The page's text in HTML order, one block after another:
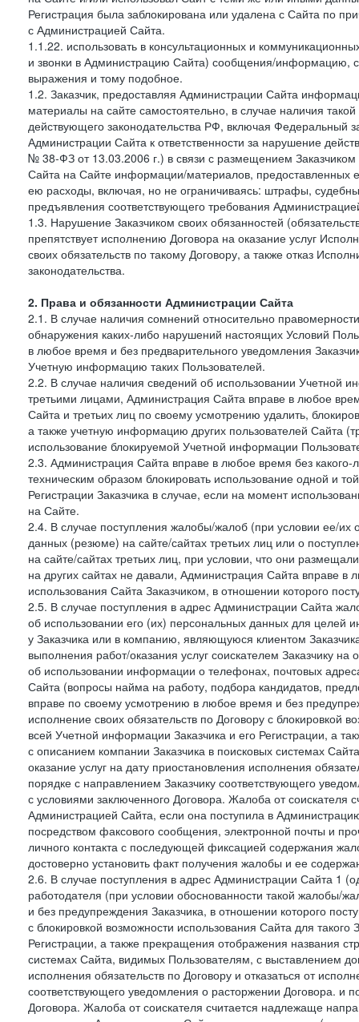
Регистрация была заблокирована или удалена с Сайта по
с Администрацией Сайта.
1.1.22. использовать в консультационных и
и звонки в Администрацию Сайта) сообщения/информацию,
выражения и тому подобное.
1.2. Заказчик, предоставляя Администрации Сайта
материалы на сайте самостоятельно, в случае наличия
действующего законодательства РФ, включая
Администрации Сайта к ответственности за нарушение
№ 38-ФЗ от 13.03.2006 г.) в связи с размещением
Сайта на Сайте информации/материалов, предоставленных
ею расходы, включая, но не ограничиваясь: штрафы,
предъявления соответствующего требования
1.3. Нарушение Заказчиком своих обязанностей
препятствует исполнению Договора на оказание услуг
своих обязательств по такому Договору, а также отказ
законодательства.
2. Права и обязанности Администрации Сайта
2.1. В случае наличия сомнений относительно
обнаружения каких-либо нарушений настоящих Условий
в любое время и без предварительного уведомления
Учетную информацию таких Пользователей.
2.2. В случае наличия сведений об использовании Учетной
третьими лицами, Администрация Сайта вправе в любое
Сайта и третьих лиц по своему усмотрению удалить,
а также учетную информацию других пользователей Сайта
использование блокируемой Учетной информации
2.3. Администрация Сайта вправе в любое время без
техническим образом блокировать использование одной и
Регистрации Заказчика в случае, если на момент
на Сайте.
2.4. В случае поступления жалобы/жалоб (при условии ее/их
данных (резюме) на сайте/сайтах третьих лиц или о
на сайте/сайтах третьих лиц, при условии, что они
на других сайтах не давали, Администрация Сайта вправе в
использования Сайта Заказчиком, в отношении которого
2.5. В случае поступления в адрес Администрации Сайта
об использовании его (их) персональных данных для целей
у Заказчика или в компанию, являющуюся клиентом
выполнения работ/оказания услуг соискателем Заказчику
об использовании информации о телефонах, почтовых
Сайта (вопросы найма на работу, подбора кандидатов,
вправе по своему усмотрению в любое время и без
исполнение своих обязательств по Договору с блокировкой
всей Учетной информации Заказчика и его Регистрации, а
с описанием компании Заказчика в поисковых системах
оказание услуг на дату приостановления исполнения
порядке с направлением Заказчику соответствующего
с условиями заключенного Договора. Жалоба от
Администрацией Сайта, если она поступила в
посредством факсового сообщения, электронной почты и
личного контакта с последующей фиксацией содержания
достоверно установить факт получения жалобы и ее
2.6. В случае поступления в адрес Администрации Сайта 1
работодателя (при условии обоснованности такой
и без предупреждения Заказчика, в отношении которого
с блокировкой возможности использования Сайта для
Регистрации, а также прекращения отображения названия
системах Сайта, видимых Пользователям, с выставлением
исполнения обязательств по Договору и отказаться от
соответствующего уведомления о расторжении Договора. и
Договора. Жалоба от соискателя считается надлежаще